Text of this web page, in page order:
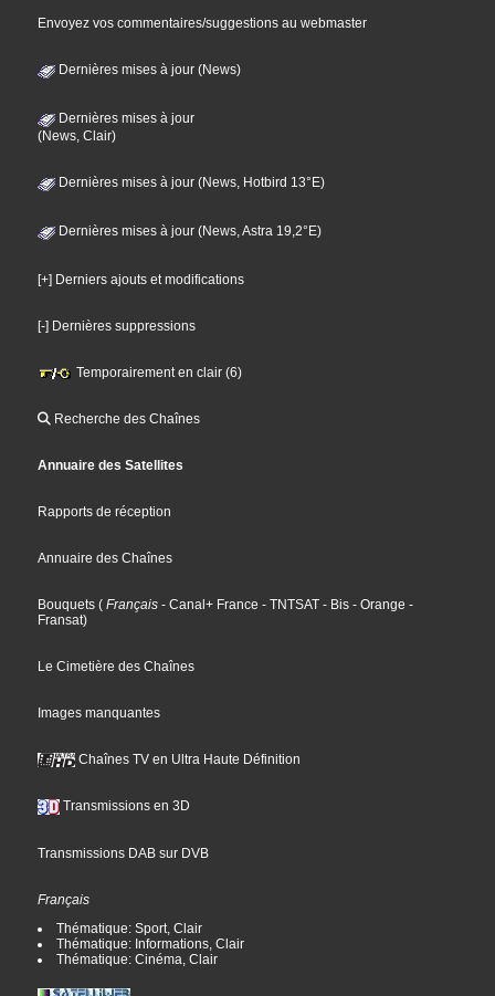
Envoyez vos commentaires/suggestions au webmaster
Dernières mises à jour (News)
Dernières mises à jour
(News, Clair)
Dernières mises à jour (News, Hotbird 13°E)
Dernières mises à jour (News, Astra 19,2°E)
[+] Derniers ajouts et modifications
[-] Dernières suppressions
Temporairement en clair (6)
Recherche des Chaînes
Annuaire des Satellites
Rapports de réception
Annuaire des Chaînes
Bouquets ( Français - Canal+ France - TNTSAT - Bis - Orange -
Fransat)
Le Cimetière des Chaînes
Images manquantes
Chaînes TV en Ultra Haute Définition
Transmissions en 3D
Transmissions DAB sur DVB
Français
Thématique: Sport, Clair
Thématique: Informations, Clair
Thématique: Cinéma, Clair